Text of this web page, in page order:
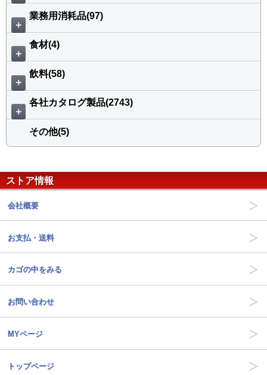
＋
業務用消耗品(97)
＋
食材(4)
＋
飲料(58)
＋
各社カタログ製品(2743)
その他(5)
ストア情報
会社概要
お支払・送料
カゴの中をみる
お問い合わせ
MYページ
トップページ